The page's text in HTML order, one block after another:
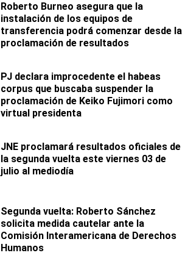
Roberto Burneo asegura que la
instalación de los equipos de
transferencia podrá comenzar desde la
proclamación de resultados
PJ declara improcedente el habeas
corpus que buscaba suspender la
proclamación de Keiko Fujimori como
virtual presidenta
JNE proclamará resultados oficiales de
la segunda vuelta este viernes 03 de
julio al mediodía
Segunda vuelta: Roberto Sánchez
solicita medida cautelar ante la
Comisión Interamericana de Derechos
Humanos